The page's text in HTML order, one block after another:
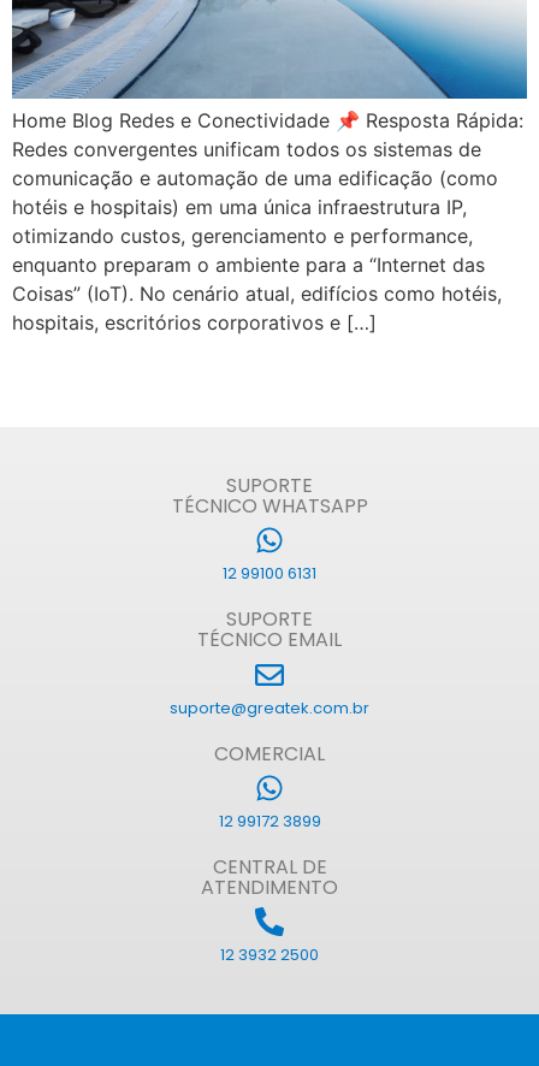
Home Blog Redes e Conectividade 📌 Resposta Rápida:
Redes convergentes unificam todos os sistemas de
comunicação e automação de uma edificação (como
hotéis e hospitais) em uma única infraestrutura IP,
otimizando custos, gerenciamento e performance,
enquanto preparam o ambiente para a “Internet das
Coisas” (IoT). No cenário atual, edifícios como hotéis,
hospitais, escritórios corporativos e […]
SUPORTE
TÉCNICO WHATSAPP
12 99100 6131
SUPORTE
TÉCNICO EMAIL
suporte@greatek.com.br
COMERCIAL
12 99172 3899
CENTRAL DE
ATENDIMENTO
12 3932 2500